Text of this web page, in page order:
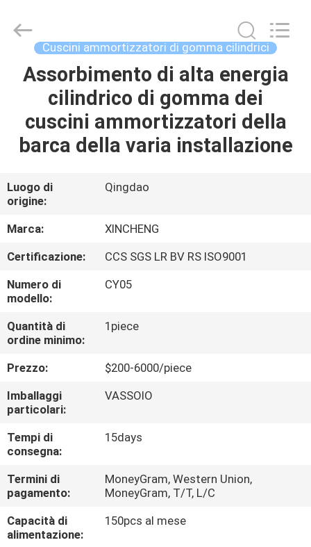
CASA
PRODOTTI
VR
CIRCA
NOI
GIRO
DELLA
FABBRICA
CONTROLLO
DI
QUALITÀ
CONTATTICI
NOTIZIE
Products
Reserved.
Cuscini ammortizzatori di gomma cilindrici
Assorbimento di alta energia
cilindrico di gomma dei
cuscini ammortizzatori della
barca della varia installazione
Luogo di
origine:
Qingdao
Marca:
XINCHENG
Certificazione:
CCS SGS LR BV RS ISO9001
Numero di
modello:
CY05
Quantità di
ordine minimo:
1piece
Prezzo:
$200-6000/piece
Imballaggi
particolari:
VASSOIO
Tempi di
consegna:
15days
Termini di
pagamento:
MoneyGram, Western Union,
MoneyGram, T/T, L/C
Capacità di
alimentazione:
150pcs al mese